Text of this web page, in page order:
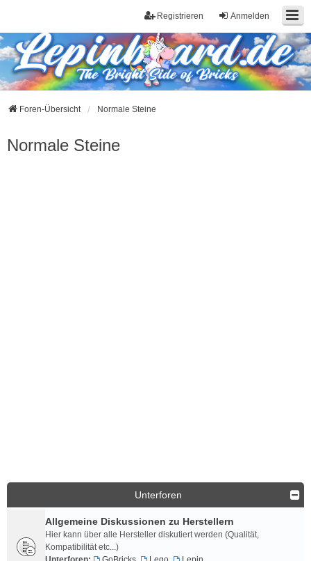
Anmelden
Registrieren
Foren-Übersicht Normale Steine
Normale Steine
Unterforen
Allgemeine Diskussionen zu Herstellern
Hier kann über alle Hersteller diskutiert werden (Qualität,
Kompatibilität etc...)